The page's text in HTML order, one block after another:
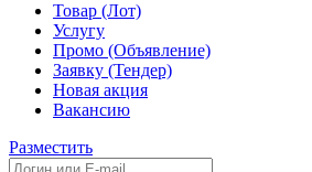
Товар (Лот)
Услугу
Промо (Объявление)
Заявку (Тендер)
Новая акция
Вакансию
Разместить